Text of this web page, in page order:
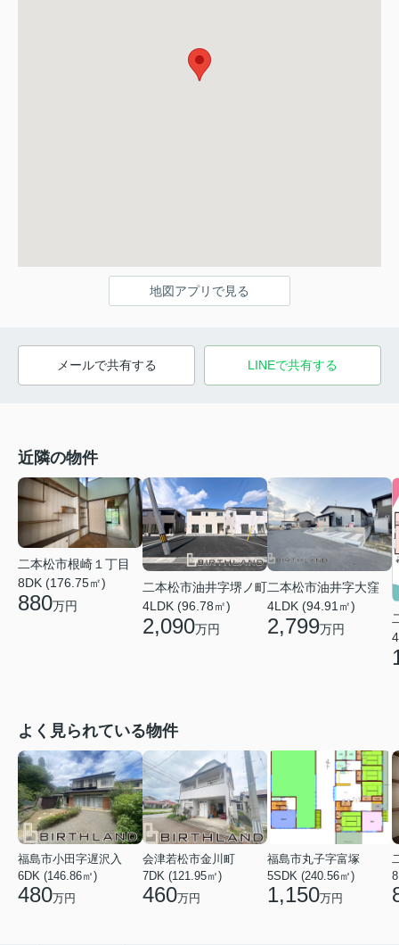
地図アプリで見る
メールで共有する LINEで共有する
近隣の物件
二本松市根崎１丁目
8DK (176.75㎡)
880万円
二本松市油井字堺ノ町
4LDK (96.78㎡)
2,090万円
二本松市油井字大窪
4LDK (94.91㎡)
2,799万円
よく見られている物件
福島市小田字遅沢入
6DK (146.86㎡)
480万円
会津若松市金川町
7DK (121.95㎡)
460万円
福島市丸子字富塚
5SDK (240.56㎡)
1,150万円